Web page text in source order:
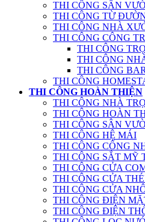
THI CÔNG SÂN
THI CÔNG TỪ
THI CÔNG NHÀ
THI CÔNG CÔNG
THI CÔNG
THI CÔNG
THI CÔNG
THI CÔNG
THI CÔNG HOÀN THIỆN
THI CÔNG NHÀ
THI CÔNG HOÀN
THI CÔNG SÂN
THI CÔNG HỆ MÁI
THI CÔNG CỔNG
THI CÔNG SẮT MỸ
THI CÔNG CỬA
THI CÔNG CỬA
THI CÔNG CỬA
THI CÔNG ĐIỆN
THI CÔNG ĐIỆN